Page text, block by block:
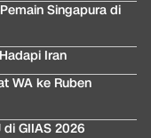
Singapura di
Iran
WA ke Ruben
GIIAS 2026